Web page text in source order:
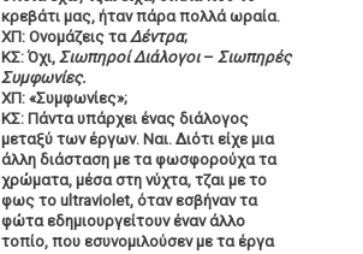
κρεβάτι μας, ήταν πάρα πολλά ωραία.
ΧΠ: Ονομάζεις τα Δέντρα;
ΚΣ: Όχι,Σιωπηροί Διάλογοι–Σιωπηρές
Συμφωνίες.
ΧΠ: «Συμφωνίες»;
ΚΣ: Πάντα υπάρχει ένας διάλογος
μεταξύ των έργων. Ναι. Διότι είχε μια
άλλη διάσταση με τα φωσφορούχα τα
χρώματα, μέσα στη νύχτα, τζαι με το
φως το ultraviolet, όταν εσβήναν τα
φώτα εδημιουργείτουν έναν άλλο
τοπίο, που εσυνομιλούσεν με τα έργα